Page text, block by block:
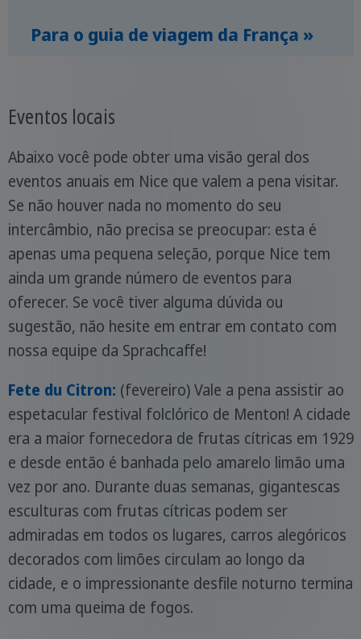
Para o guia de viagem da França »
Eventos locais
Abaixo você pode obter uma visão geral dos
eventos anuais em Nice que valem a pena visitar.
Se não houver nada no momento do seu
intercâmbio, não precisa se preocupar: esta é
apenas uma pequena seleção, porque Nice tem
ainda um grande número de eventos para
oferecer. Se você tiver alguma dúvida ou
sugestão, não hesite em entrar em contato com
nossa equipe da Sprachcaffe!
Fete du Citron: (fevereiro) Vale a pena assistir ao
espetacular festival folclórico de Menton! A cidade
era a maior fornecedora de frutas cítricas em 1929
e desde então é banhada pelo amarelo limão uma
vez por ano. Durante duas semanas, gigantescas
esculturas com frutas cítricas podem ser
admiradas em todos os lugares, carros alegóricos
decorados com limões circulam ao longo da
cidade, e o impressionante desfile noturno termina
com uma queima de fogos.